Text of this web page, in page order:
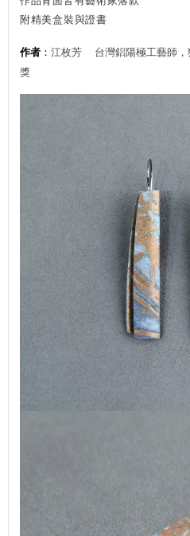
附精美盒裝與證書
作者 ： 江枚芳 台灣鋁陽極工藝師，
獎